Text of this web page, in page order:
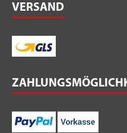
VERSAND